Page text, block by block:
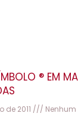
® EM
de 2011